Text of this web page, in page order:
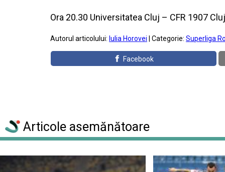
Ora 20.30 Universitatea Cluj – CFR 1907 Cluj
Autorul articolului: Iulia Horovei | Categorie: Superliga
Facebook
Articole asemănătoare